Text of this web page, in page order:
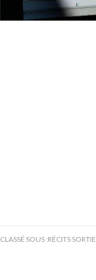
CLASSÉ SOUS :RÉCITS